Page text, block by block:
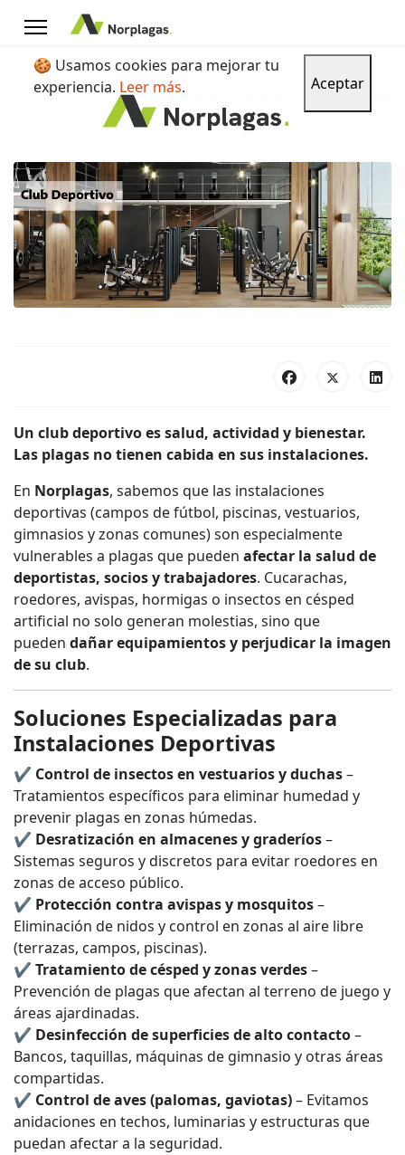
🍪 Usamos cookies para mejorar tu
experiencia. Leer más. Aceptar
Un club deportivo es salud, actividad y bienestar.
Las plagas no tienen cabida en sus instalaciones.
En Norplagas, sabemos que las instalaciones
deportivas (campos de fútbol, piscinas, vestuarios,
gimnasios y zonas comunes) son especialmente
vulnerables a plagas que pueden afectar la salud de
deportistas, socios y trabajadores. Cucarachas,
roedores, avispas, hormigas o insectos en césped
artificial no solo generan molestias, sino que
pueden dañar equipamientos y perjudicar la imagen
de su club.
Soluciones Especializadas para
Instalaciones Deportivas
✔ Control de insectos en vestuarios y duchas–
Tratamientos específicos para eliminar humedad y
prevenir plagas en zonas húmedas.
✔ Desratización en almacenes y graderíos–
Sistemas seguros y discretos para evitar roedores en
zonas de acceso público.
✔ Protección contra avispas y mosquitos–
Eliminación de nidos y control en zonas al aire libre
(terrazas, campos, piscinas).
✔ Tratamiento de césped y zonas verdes–
Prevención de plagas que afectan al terreno de juego y
áreas ajardinadas.
✔ Desinfección de superficies de alto contacto–
Bancos, taquillas, máquinas de gimnasio y otras áreas
compartidas.
✔ Control de aves (palomas, gaviotas)– Evitamos
anidaciones en techos, luminarias y estructuras que
puedan afectar a la seguridad.